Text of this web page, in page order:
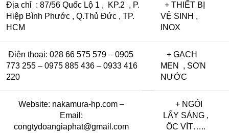
Địa chỉ : 87/56 Quốc Lộ 1 , KP.2 , P.
Hiệp Bình Phước , Q.Thủ Đức , TP.
HCM
+ THIẾT BỊ
VỆ SINH ,
INOX
Điện thoại: 028 66 575 579 – 0905
773 255 – 0975 885 436 – 0933 416
220
+ GẠCH
MEN , SƠN
NƯỚC
Website: nakamura-hp.com–
Email:
congtydoangiaphat@gmail.com
+ NGÓI
LẤY SÁNG ,
ỐC VÍT…..